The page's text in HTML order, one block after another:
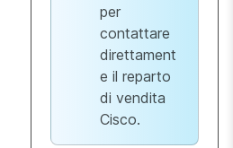
per
contattare
direttament
e il reparto
di vendita
Cisco.